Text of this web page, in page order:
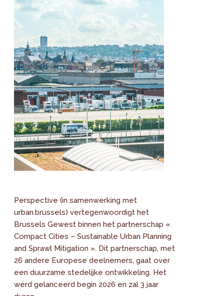
Perspective (in samenwerking met
urban.brussels) vertegenwoordigt het
Brussels Gewest binnen het partnerschap «
Compact Cities – Sustainable Urban Planning
and Sprawl Mitigation ». Dit partnerschap, met
26 andere Europese deelnemers, gaat over
een duurzame stedelijke ontwikkeling. Het
werd gelanceerd begin 2026 en zal 3 jaar